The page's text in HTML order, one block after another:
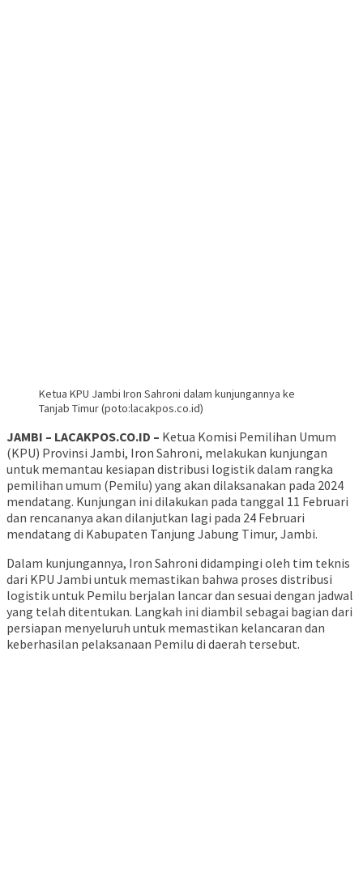
Ketua KPU Jambi Iron Sahroni dalam kunjungannya ke
Tanjab Timur (poto:lacakpos.co.id)
JAMBI – LACAKPOS.CO.ID – Ketua Komisi Pemilihan Umum
(KPU) Provinsi Jambi, Iron Sahroni, melakukan kunjungan
untuk memantau kesiapan distribusi logistik dalam rangka
pemilihan umum (Pemilu) yang akan dilaksanakan pada 2024
mendatang. Kunjungan ini dilakukan pada tanggal 11 Februari
dan rencananya akan dilanjutkan lagi pada 24 Februari
mendatang di Kabupaten Tanjung Jabung Timur, Jambi.
Dalam kunjungannya, Iron Sahroni didampingi oleh tim teknis
dari KPU Jambi untuk memastikan bahwa proses distribusi
logistik untuk Pemilu berjalan lancar dan sesuai dengan jadwal
yang telah ditentukan. Langkah ini diambil sebagai bagian dari
persiapan menyeluruh untuk memastikan kelancaran dan
keberhasilan pelaksanaan Pemilu di daerah tersebut.